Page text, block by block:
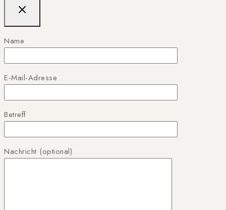
Name
E-Mail-Adresse
Betreff
Nachricht (optional)